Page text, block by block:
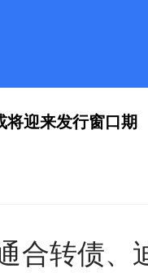
将迎来发行窗口期
合转债、